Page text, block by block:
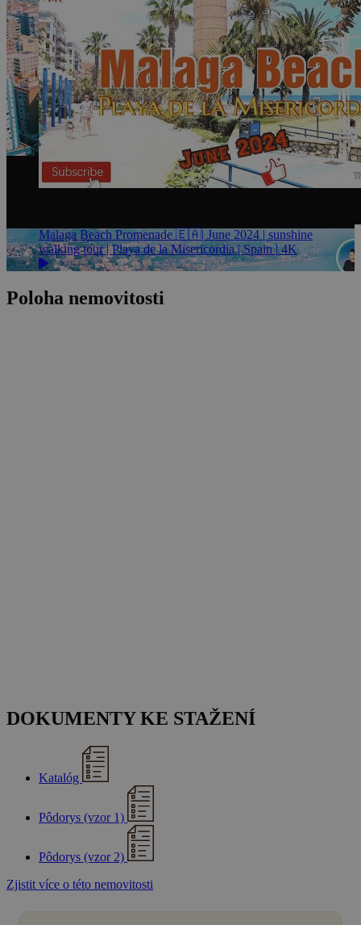
Malaga Beach Promenade 🇪🇦| June 2024 | sunshine
walking tour | Playa de la Misericordia | Spain | 4K
Poloha nemovitosti
DOKUMENTY KE STAŽENÍ
Katalóg
Pôdorys (vzor 1)
Pôdorys (vzor 2)
Zjistit více o této nemovitosti